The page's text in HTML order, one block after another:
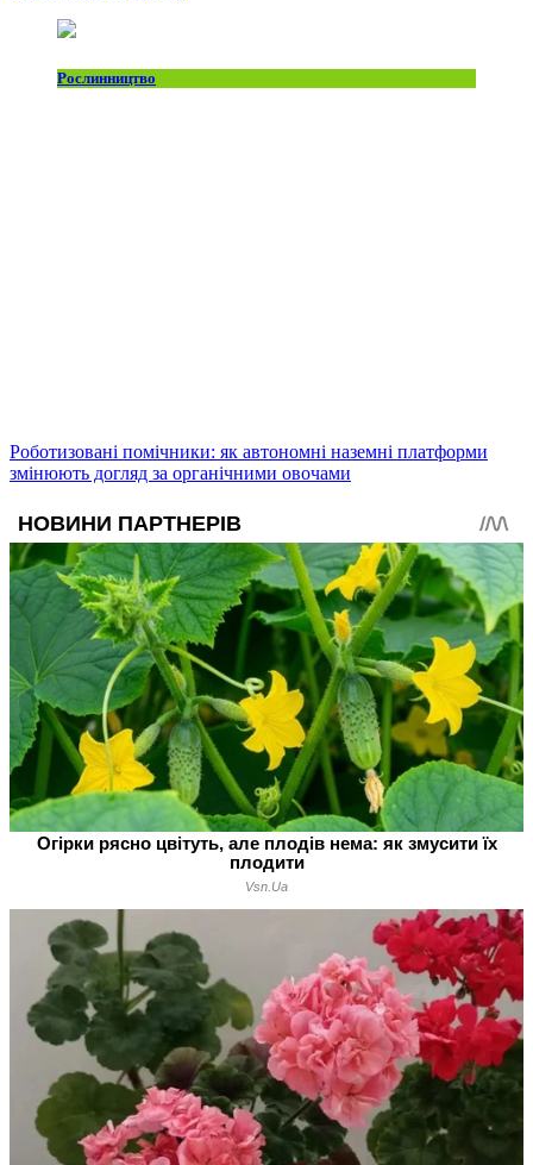
Рослинництво
Роботизовані помічники: як автономні наземні платформи
змінюють догляд за органічними овочами